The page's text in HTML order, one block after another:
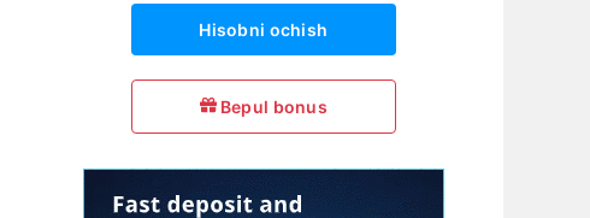
Hisobni ochish
Bepul bonus